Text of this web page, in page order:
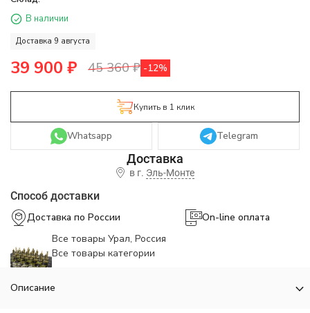
В наличии
Доставка 9 августа
39 900 ₽ 45 360₽ -12%
Купить в 1 клик
Whatsapp Telegram
в г. Эль-Монте
Способ доставки
Доставка по России
On-line оплата
Все товары Урал, Россия
Все товары категории
Описание